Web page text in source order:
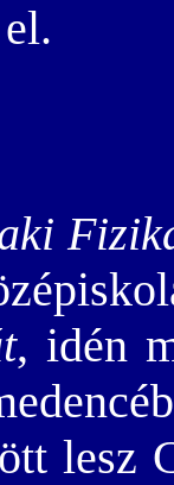
, idén
lesz